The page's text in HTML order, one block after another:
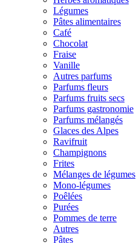
Légumes
Pâtes alimentaires
Café
Chocolat
Fraise
Vanille
Autres parfums
Parfums fleurs
Parfums fruits secs
Parfums gastronomie
Parfums mélangés
Glaces des Alpes
Ravifruit
Champignons
Frites
Mélanges de légumes
Mono-légumes
Poêlées
Purées
Pommes de terre
Autres
Pâtes